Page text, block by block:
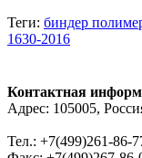
Теги: биндер
1630-2016
Контактная
Адрес: 105005,
Тел.: +7(499)261-86-